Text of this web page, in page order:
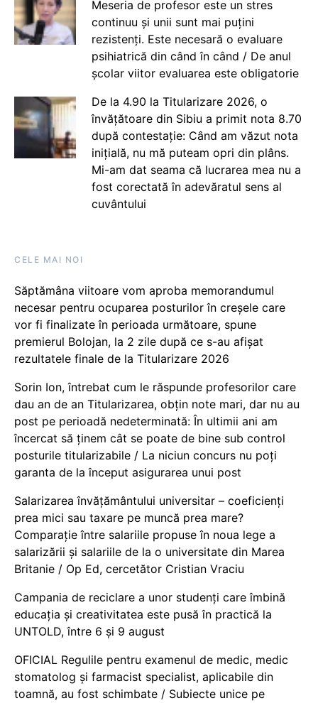
Meseria de profesor este un stres
continuu și unii sunt mai puțini
rezistenți. Este necesară o evaluare
psihiatrică din când în când / De anul
școlar viitor evaluarea este obligatorie
De la 4.90 la Titularizare 2026, o
învățătoare din Sibiu a primit nota 8.70
după contestație: Când am văzut nota
inițială, nu mă puteam opri din plâns.
Mi-am dat seama că lucrarea mea nu a
fost corectată în adevăratul sens al
cuvântului
CELE MAI NOI
Săptămâna viitoare vom aproba memorandumul
necesar pentru ocuparea posturilor în creșele care
vor fi finalizate în perioada următoare, spune
premierul Bolojan, la 2 zile după ce s-au afișat
rezultatele finale de la Titularizare 2026
Sorin Ion, întrebat cum le răspunde profesorilor care
dau an de an Titularizarea, obțin note mari, dar nu au
post pe perioadă nedeterminată: În ultimii ani am
încercat să ținem cât se poate de bine sub control
posturile titularizabile / La niciun concurs nu poți
garanta de la început asigurarea unui post
Salarizarea învățământului universitar – coeficienți
prea mici sau taxare pe muncă prea mare?
Comparație între salariile propuse în noua lege a
salarizării și salariile de la o universitate din Marea
Britanie / Op Ed, cercetător Cristian Vraciu
Campania de reciclare a unor studenți care îmbină
educația și creativitatea este pusă în practică la
UNTOLD, între 6 și 9 august
OFICIAL Regulile pentru examenul de medic, medic
stomatolog și farmacist specialist, aplicabile din
toamnă, au fost schimbate / Subiecte unice pe